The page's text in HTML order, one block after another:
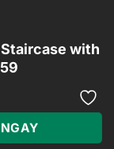
with